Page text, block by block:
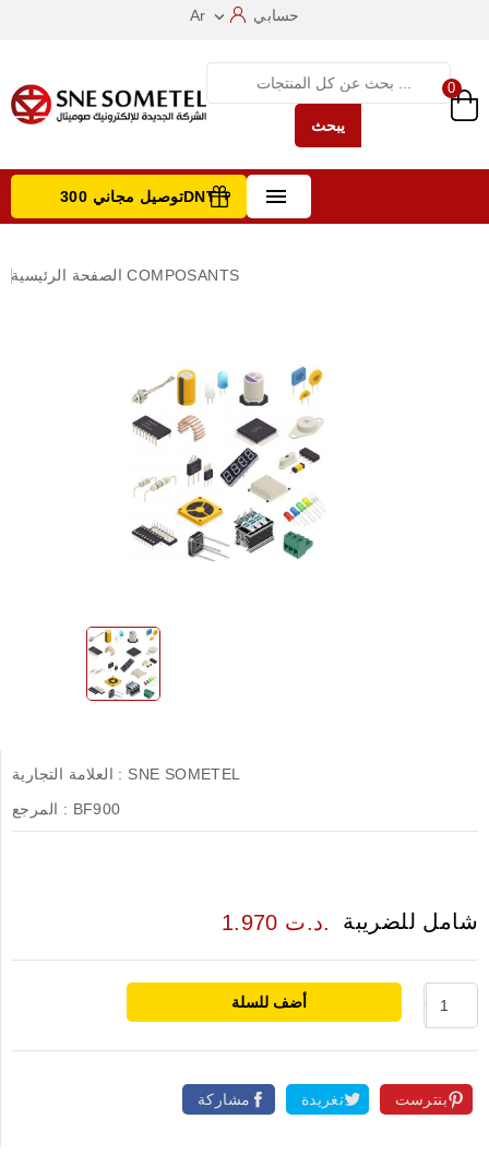
Ar  حسابي
يبحث
0
 توصيل مجاني 300DNT +
الصفحة الرئيسية COMPOSANTS
العلامة التجارية : SNE SOMETEL
المرجع : BF900
1.970 د.ت. شامل للضريبة
أضف للسلة
مشاركة تغريدة بنترست